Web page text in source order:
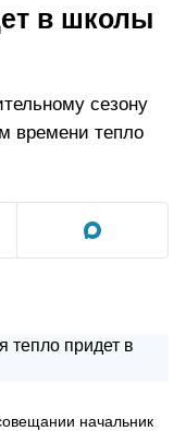
в школы
сезону
времени тепло
начальник